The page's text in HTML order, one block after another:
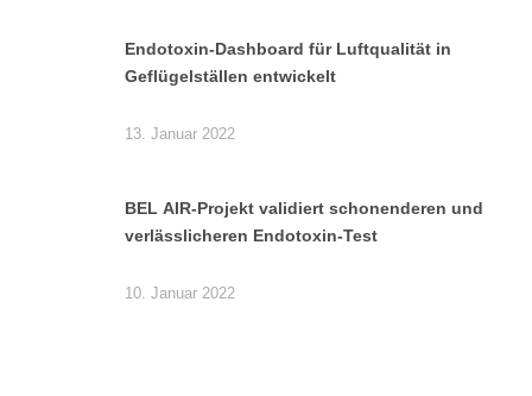
Endotoxin-Dashboard für Luftqualität in
Geflügelställen entwickelt
13. Januar 2022
BEL AIR-Projekt validiert schonenderen und
verlässlicheren Endotoxin-Test
10. Januar 2022